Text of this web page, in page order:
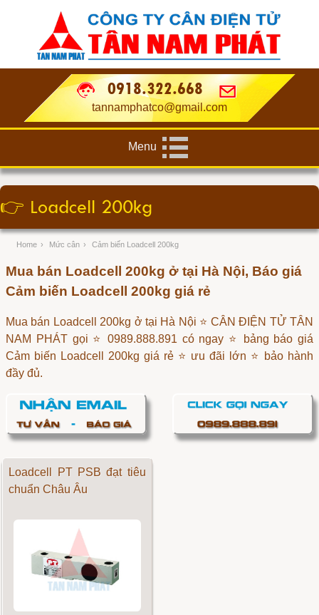
0918.322.668
tannamphatco@gmail.com
Menu
👉 Loadcell 200kg
Home › Mức cân › Cảm biến Loadcell 200kg
Mua bán Loadcell 200kg ở tại Hà Nội, Báo giá
Cảm biến Loadcell 200kg giá rẻ
Mua bán Loadcell 200kg ở tại Hà Nội ⭐ CÂN ĐIỆN TỬ TÂN
NAM PHÁT gọi ⭐ 0989.888.891 có ngay ⭐ bảng báo giá
Cảm biến Loadcell 200kg giá rẻ ⭐ ưu đãi lớn ⭐ bảo hành
đầy đủ.
Loadcell PT PSB đạt tiêu
chuẩn Châu Âu